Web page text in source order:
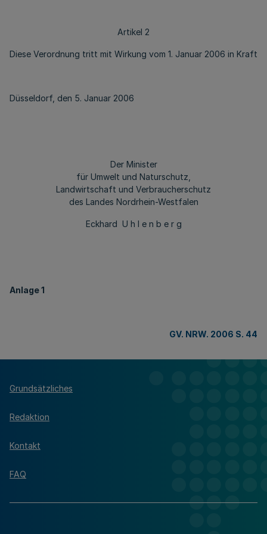
Artikel 2
Diese Verordnung tritt mit Wirkung vom 1. Januar 2006 in Kraft
Düsseldorf, den 5. Januar 2006
Der Minister
für Umwelt und Naturschutz,
Landwirtschaft und Verbraucherschutz
des Landes Nordrhein-Westfalen
Eckhard U h l e n b e r g
Anlage 1
GV. NRW. 2006 S. 44
Grundsätzliches
Redaktion
Kontakt
FAQ